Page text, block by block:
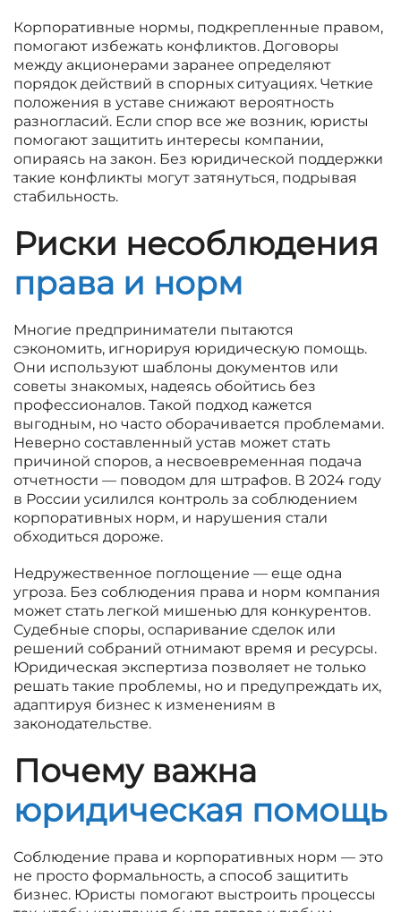
Корпоративные нормы, подкрепленные правом,
помогают избежать конфликтов. Договоры
между акционерами заранее определяют
порядок действий в спорных ситуациях. Четкие
положения в уставе снижают вероятность
разногласий. Если спор все же возник, юристы
помогают защитить интересы компании,
опираясь на закон. Без юридической поддержки
такие конфликты могут затянуться, подрывая
стабильность.
Риски несоблюдения
права и норм
Многие предприниматели пытаются
сэкономить, игнорируя юридическую помощь.
Они используют шаблоны документов или
советы знакомых, надеясь обойтись без
профессионалов. Такой подход кажется
выгодным, но часто оборачивается проблемами.
Неверно составленный устав может стать
причиной споров, а несвоевременная подача
отчетности — поводом для штрафов. В 2024 году
в России усилился контроль за соблюдением
корпоративных норм, и нарушения стали
обходиться дороже.
Недружественное поглощение — еще одна
угроза. Без соблюдения права и норм компания
может стать легкой мишенью для конкурентов.
Судебные споры, оспаривание сделок или
решений собраний отнимают время и ресурсы.
Юридическая экспертиза позволяет не только
решать такие проблемы, но и предупреждать их,
адаптируя бизнес к изменениям в
законодательстве.
Почему важна
юридическая помощь
Соблюдение права и корпоративных норм — это
не просто формальность, а способ защитить
бизнес. Юристы помогают выстроить процессы